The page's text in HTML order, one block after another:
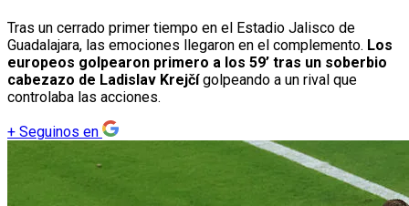
Tras un cerrado primer tiempo en el Estadio Jalisco de
Guadalajara, las emociones llegaron en el complemento. Los
europeos golpearon primero a los 59’ tras un soberbio
cabezazo de Ladislav Krejčígolpeando a un rival que
controlaba las acciones.
+ Seguinos en